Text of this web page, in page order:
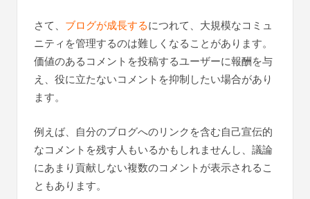
さて、 ブログが成長するにつれて、大規模なコミュ
ニティを管理するのは難しくなることがあります。
価値のあるコメントを投稿するユーザーに報酬を与
え、役に立たないコメントを抑制したい場合があり
ます。
例えば、自分のブログへのリンクを含む自己宣伝的
なコメントを残す人もいるかもしれませんし、議論
にあまり貢献しない複数のコメントが表示されるこ
ともあります。